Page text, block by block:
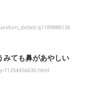
q1189886136
ても鼻があやしい